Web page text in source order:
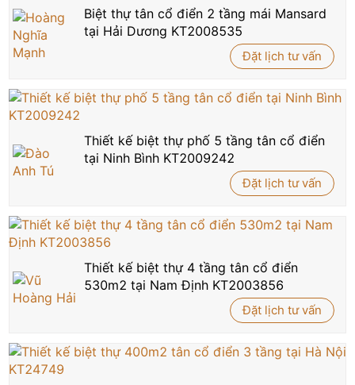
Biệt thự tân cổ điển 2 tầng mái Mansard
tại Hải Dương KT2008535
Đặt lịch tư vấn
Thiết kế biệt thự phố 5 tầng tân cổ điển
tại Ninh Bình KT2009242
Đặt lịch tư vấn
Thiết kế biệt thự 4 tầng tân cổ điển
530m2 tại Nam Định KT2003856
Đặt lịch tư vấn